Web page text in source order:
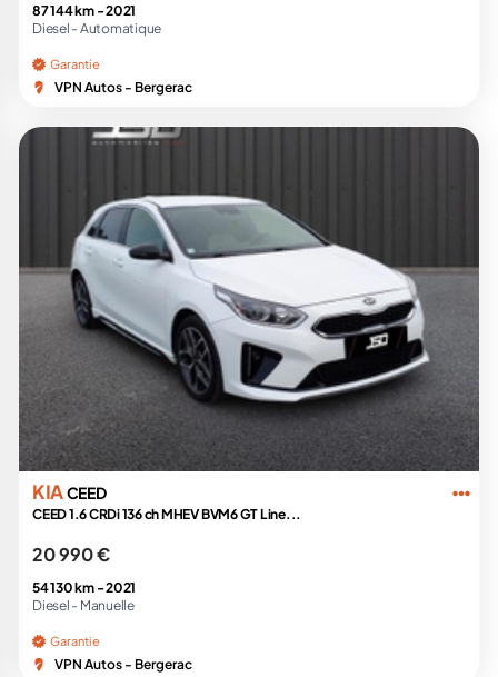
87 144 km -2021
Diesel - Automatique
Garantie
VPN Autos - Bergerac
KIACEED
CEED 1.6 CRDi 136 ch MHEV BVM6 GT Line...
20 990 €
54 130 km -2021
Diesel - Manuelle
Garantie
VPN Autos - Bergerac